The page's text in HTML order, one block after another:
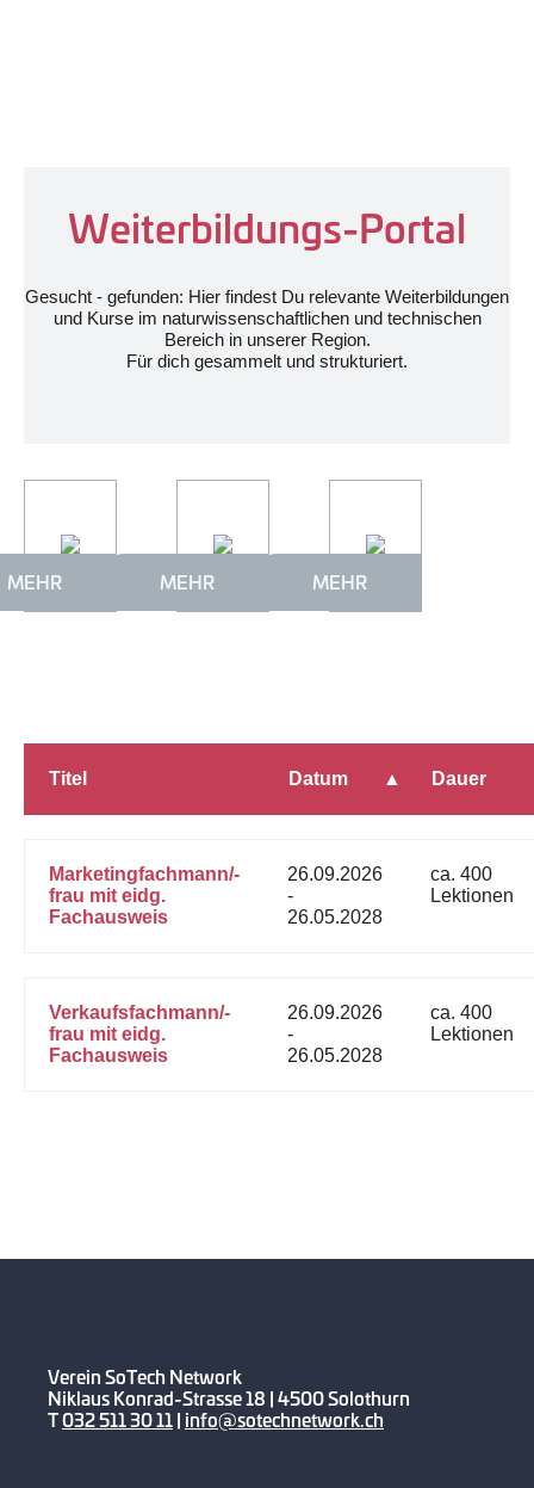
Weiterbildungs-Portal
Gesucht - gefunden: Hier findest Du relevante Weiterbildungen
und Kurse im naturwissenschaftlichen und technischen
Bereich in unserer Region.
Für dich gesammelt und strukturiert.
MEHR MEHR MEHR
Titel Datum Dauer
Marketingfachmann/-
frau mit eidg.
Fachausweis
26.09.2026
-
26.05.2028
ca. 400
Lektionen
Verkaufsfachmann/-
frau mit eidg.
Fachausweis
26.09.2026
-
26.05.2028
ca. 400
Lektionen
Verein SoTech Network
Niklaus Konrad-Strasse 18 | 4500 Solothurn
T032 511 30 11| info@sotechnetwork.ch